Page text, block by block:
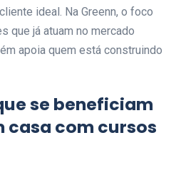
ideal. Na Greenn, o foco
que já atuam no mercado
apoia quem está construindo
se beneficiam
casa com cursos